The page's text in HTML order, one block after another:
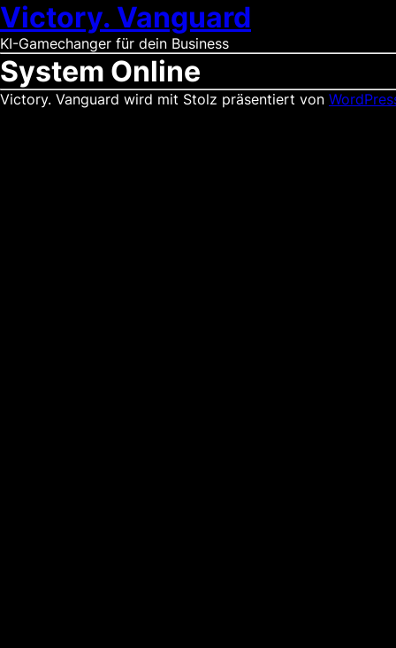
Victory. Vanguard
KI-Gamechanger für dein Business
System Online
Victory. Vanguard wird mit Stolz präsentiert von